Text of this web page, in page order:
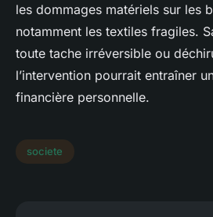
les dommages matériels sur les
notamment les textiles fragiles.
toute tache irréversible ou
l’intervention pourrait entraîner
financière personnelle.
societe